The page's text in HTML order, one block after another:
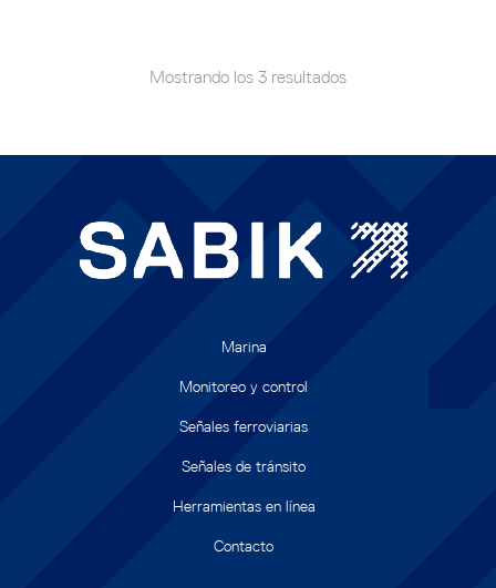
Mostrando los 3 resultados
Marina
Monitoreo y control
Señales ferroviarias
Señales de tránsito
Herramientas en línea
Contacto